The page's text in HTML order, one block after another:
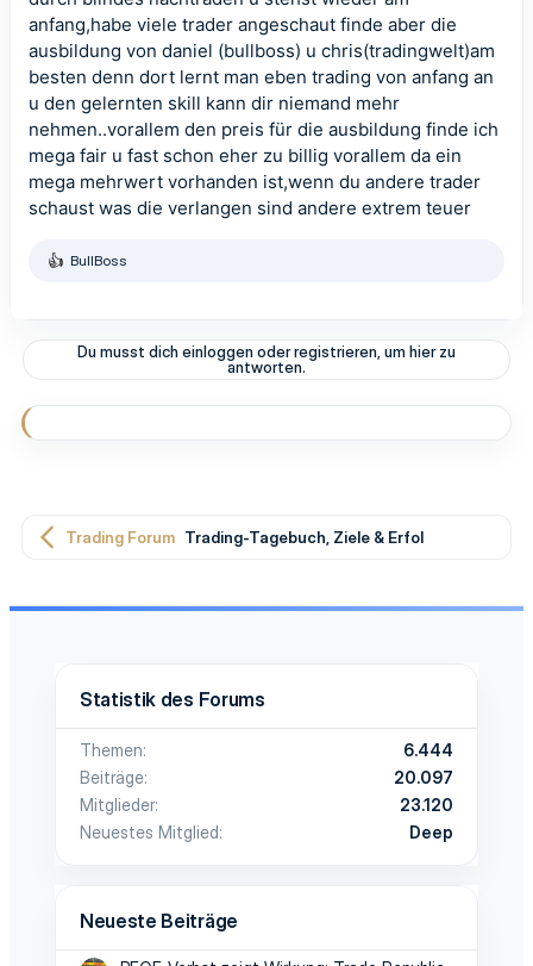
anfang,habe viele trader angeschaut finde aber die
ausbildung von daniel (bullboss) u chris(tradingwelt)am
besten denn dort lernt man eben trading von anfang an
u den gelernten skill kann dir niemand mehr
nehmen..vorallem den preis für die ausbildung finde ich
mega fair u fast schon eher zu billig vorallem da ein
mega mehrwert vorhanden ist,wenn du andere trader
schaust was die verlangen sind andere extrem teuer
R
t
o
n
n
BullBoss
Du musst dich einloggen oder registrieren, um hier zu
antworten.
Trading Forum Trading-Tagebuch, Ziele & Erfolge
Statistik des Forums
Themen
6.444
Beiträge
20.097
Mitglieder
23.120
Neuestes Mitglied
Deep
Neueste Beiträge